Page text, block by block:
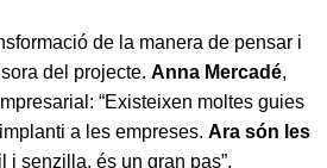
de la manera de pensar i
del projecte. Anna Mercadé,
“Existeixen moltes guies
a les empreses. Ara són les
i senzilla, és un gran pas”.